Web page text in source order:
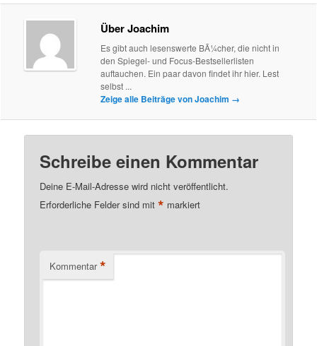
Über Joachim
Es gibt auch lesenswerte BÃ¼cher, die nicht in
den Spiegel- und Focus-Bestsellerlisten
auftauchen. Ein paar davon findet ihr hier. Lest
selbst ...
Zeige alle Beiträge von Joachim →
Schreibe einen Kommentar
Deine E-Mail-Adresse wird nicht veröffentlicht.
Erforderliche Felder sind mit* markiert
Kommentar *